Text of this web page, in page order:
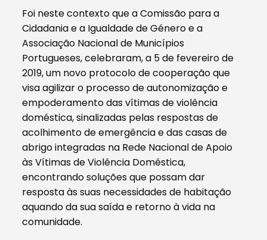
Foi neste contexto que a Comissão para a
Cidadania e a Igualdade de Género e a
Associação Nacional de Municípios
Portugueses, celebraram, a 5 de fevereiro de
2019, um novo protocolo de cooperação que
visa agilizar o processo de autonomização e
empoderamento das vítimas de violência
doméstica, sinalizadas pelas respostas de
acolhimento de emergência e das casas de
abrigo integradas na Rede Nacional de Apoio
às Vítimas de Violência Doméstica,
encontrando soluções que possam dar
resposta às suas necessidades de habitação
aquando da sua saída e retorno à vida na
comunidade.